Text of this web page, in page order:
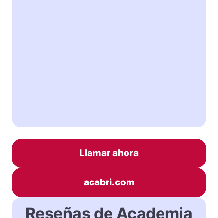
Llamar ahora
acabri.com
Reseñas de Academia